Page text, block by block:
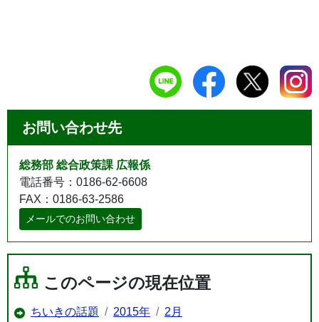
お問い合わせ先
総務部 総合政策課 広報係
電話番号：0186-62-6608
FAX：0186-63-2586
メールでのお問い合わせ
このページの現在位置
ちいきの話題 2015年 2月